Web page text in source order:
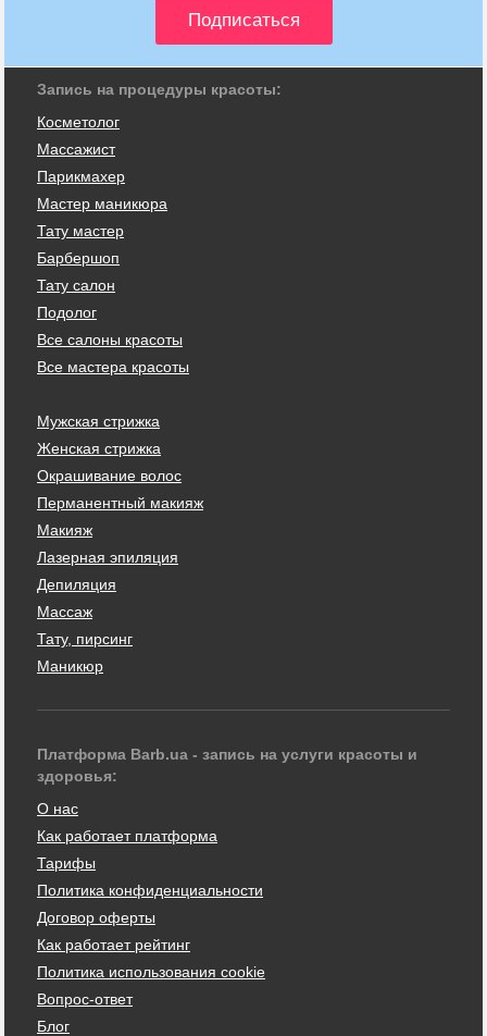
Запись на процедуры красоты:
Косметолог
Массажист
Парикмахер
Мастер маникюра
Тату мастер
Барбершоп
Тату салон
Подолог
Все салоны красоты
Все мастера красоты
Мужская стрижка
Женская стрижка
Окрашивание волос
Перманентный макияж
Макияж
Лазерная эпиляция
Депиляция
Массаж
Тату, пирсинг
Маникюр
Платформа Barb.ua - запись на услуги красоты и
здоровья:
О нас
Как работает платформа
Тарифы
Политика конфиденциальности
Договор оферты
Как работает рейтинг
Политика использования cookie
Вопрос-ответ
Блог